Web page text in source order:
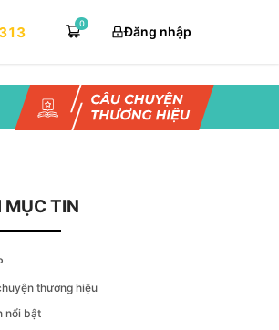
0
Đăng nhập
MỤC TIN
thương hiệu
nổi bật